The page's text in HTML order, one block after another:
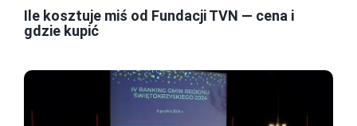
Ile kosztuje miś od Fundacji TVN — cena i
gdzie kupić